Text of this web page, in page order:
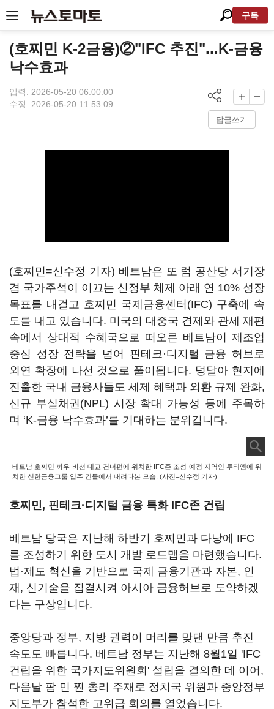
구독
(호찌민 K-2금융)②"IFC 추진"...K-금융
낙수효과
입력: 2026-05-20 06:00:00
수정: 2026-05-20 11:53:09
답글쓰기
(호찌민=신수정 기자) 베트남은 또 럼 공산당 서기장
겸 국가주석이 이끄는 신정부 체제 아래 연 10% 성장
목표를 내걸고 호찌민 국제금융센터(IFC) 구축에 속
도를 내고 있습니다. 미국의 대중국 견제와 관세 재편
속에서 상대적 수혜국으로 떠오른 베트남이 제조업
중심 성장 전략을 넘어 핀테크·디지털 금융 허브로
외연 확장에 나선 것으로 풀이됩니다. 덩달아 현지에
진출한 국내 금융사들도 세제 혜택과 외환 규제 완화,
신규 부실채권(NPL) 시장 확대 가능성 등에 주목하
며 ‘K-금융 낙수효과’를 기대하는 분위깁니다.
베트남 호찌민 까우 바선 대교 건너편에 위치한 IFC존 조성 예정 지역인 투티엠에 위
치한 신한금융그룹 입주 건물에서 내려다본 모습. (사진=신수정 기자)
호찌민, 핀테크·디지털 금융 특화 IFC존 건립
베트남 당국은 지난해 하반기 호찌민과 다낭에 IFC
를 조성하기 위한 도시 개발 로드맵을 마련했습니다.
법·제도 혁신을 기반으로 국제 금융기관과 자본, 인
재, 신기술을 집결시켜 아시아 금융허브로 도약하겠
다는 구상입니다.
중앙당과 정부, 지방 권력이 머리를 맞댄 만큼 추진
속도도 빠릅니다. 베트남 정부는 지난해 8월1일 'IFC
건립을 위한 국가지도위원회' 설립을 결의한 데 이어,
다음날 팜 민 찐 총리 주재로 정치국 위원과 중앙정부
지도부가 참석한 고위급 회의를 열었습니다.